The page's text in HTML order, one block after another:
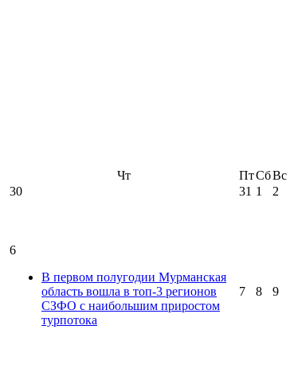
Чт ПтСбВс
30 31 1 2
6
В первом полугодии Мурманская
область вошла в топ-3 регионов
СЗФО с наибольшим приростом
турпотока
7 8 9